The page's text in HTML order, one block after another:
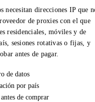
necesitan direcciones IP que
de proxies con el que
residenciales, móviles y de
sesiones rotativas o fijas, y
antes de pagar.
de datos
por país
de comprar